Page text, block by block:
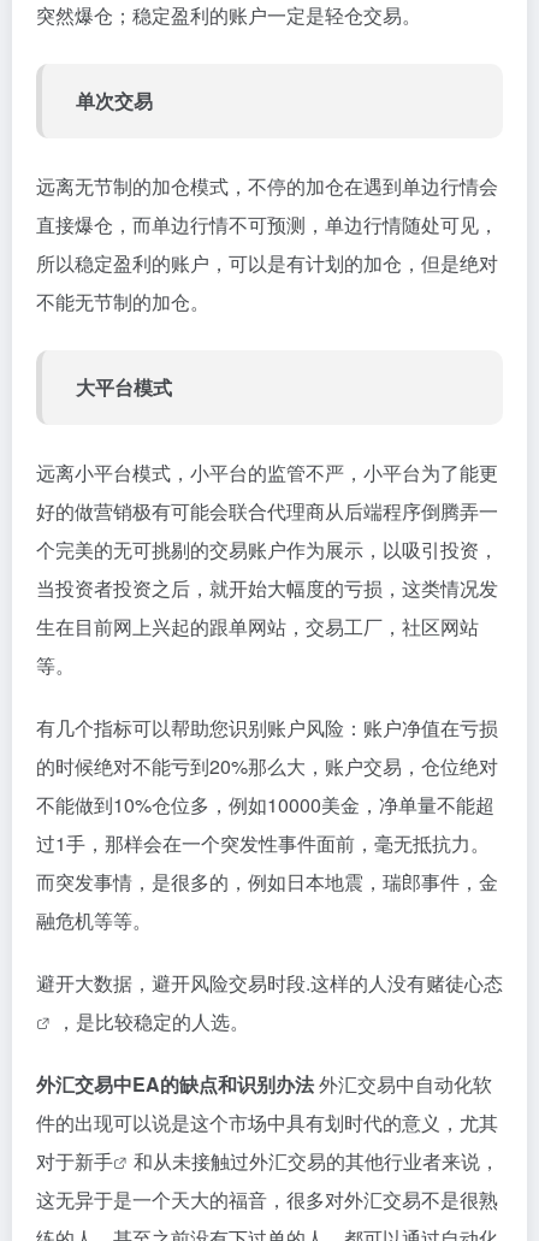
突然爆仓；稳定盈利的账户一定是轻仓交易。
单次交易
远离无节制的加仓模式，不停的加仓在遇到单边行情会
直接爆仓，而单边行情不可预测，单边行情随处可见，
所以稳定盈利的账户，可以是有计划的加仓，但是绝对
不能无节制的加仓。
大平台模式
远离小平台模式，小平台的监管不严，小平台为了能更
好的做营销极有可能会联合代理商从后端程序倒腾弄一
个完美的无可挑剔的交易账户作为展示，以吸引投资，
当投资者投资之后，就开始大幅度的亏损，这类情况发
生在目前网上兴起的跟单网站，交易工厂，社区网站
等。
有几个指标可以帮助您识别账户风险：账户净值在亏损
的时候绝对不能亏到20%那么大，账户交易，仓位绝对
不能做到10%仓位多，例如10000美金，净单量不能超
过1手，那样会在一个突发性事件面前，毫无抵抗力。
而突发事情，是很多的，例如日本地震，瑞郎事件，金
融危机等等。
避开大数据，避开风险交易时段.这样的人没有赌徒心态
，是比较稳定的人选。
外汇交易中EA的缺点和识别办法外汇交易中自动化软
件的出现可以说是这个市场中具有划时代的意义，尤其
对于新手
和从未接触过外汇交易的其他行业者来说，
这无异于是一个天大的福音，很多对外汇交易不是很熟